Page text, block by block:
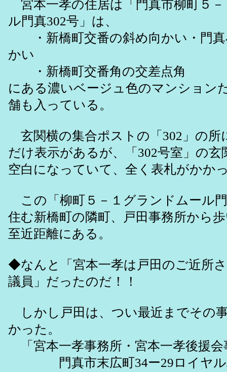
宮本一孝の住居は「門真市柳町５
ル門真302号」は、
・新橋町交番の斜め向かい・門真
かい
・新橋町交番角の交差点角
にある濃いベージュ色のマンション
舗も入っている。
玄関横の集合ポストの「302」の所
だけ表示があるが、「302号室」の玄
空白になっていて、全く表札がかか
この「柳町５－１グランドムール
住む新橋町の隣町、戸田事務所から
至近距離にある。
◆なんと「宮本一孝は戸田のご近所
議員」だったのだ！！
しかし戸田は、つい最近までその
かった。
「宮本一孝事務所・宮本一孝後援会
門真市末広町34ー29ロイヤル